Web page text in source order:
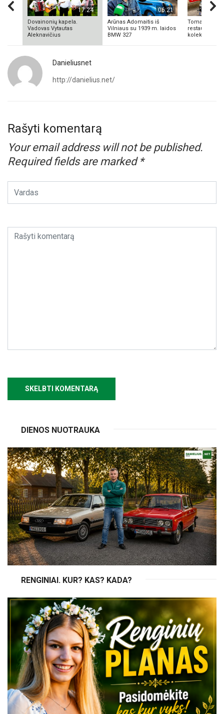
17:24
Dovainonių kapela.
Vadovas Vytautas
Aleknavičius
06:21
Arūnas Adomaitis iš
Vilniaus su 1939 m. laidos
BMW 327
Tomas
Danieliusnet
http://danielius.net/
Rašyti komentarą
Your email address will not be published.
Required fields are marked *
DIENOS NUOTRAUKA
RENGINIAI. KUR? KAS? KADA?